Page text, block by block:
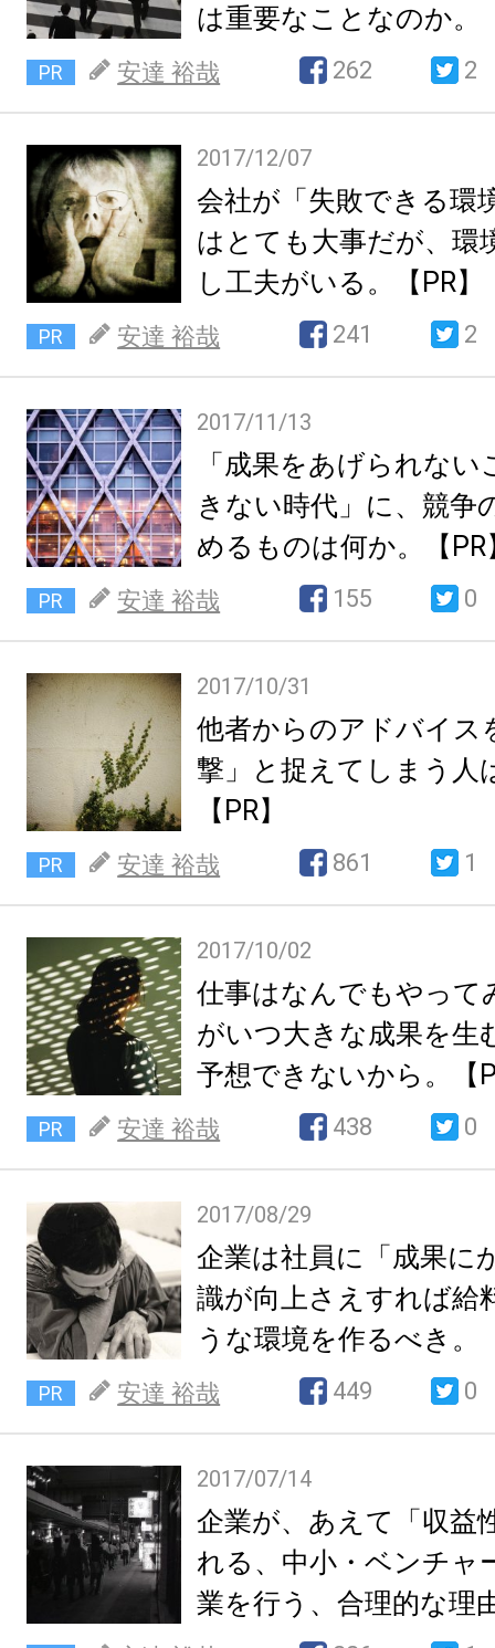
は重要なことなのか。
PR 安達 裕哉 262 2
2017/12/07
会社が「失敗できる環
はとても大事だが、環
し工夫がいる。【PR】
PR 安達 裕哉 241 2
2017/11/13
「成果をあげられな
きない時代」に、競争
めるものは何か。【PR
PR 安達 裕哉 155 0
2017/10/31
他者からのアドバイス
撃」と捉えてしまう人
【PR】
PR 安達 裕哉 861 1
2017/10/02
仕事はなんでもやって
がいつ大きな成果を生
予想できないから。【
PR 安達 裕哉 438 0
2017/08/29
企業は社員に「成果に
識が向上さえすれば給
うな環境を作るべき。
PR 安達 裕哉 449 0
2017/07/14
企業が、あえて「収益
れる、中小・ベンチャ
業を行う、合理的な理